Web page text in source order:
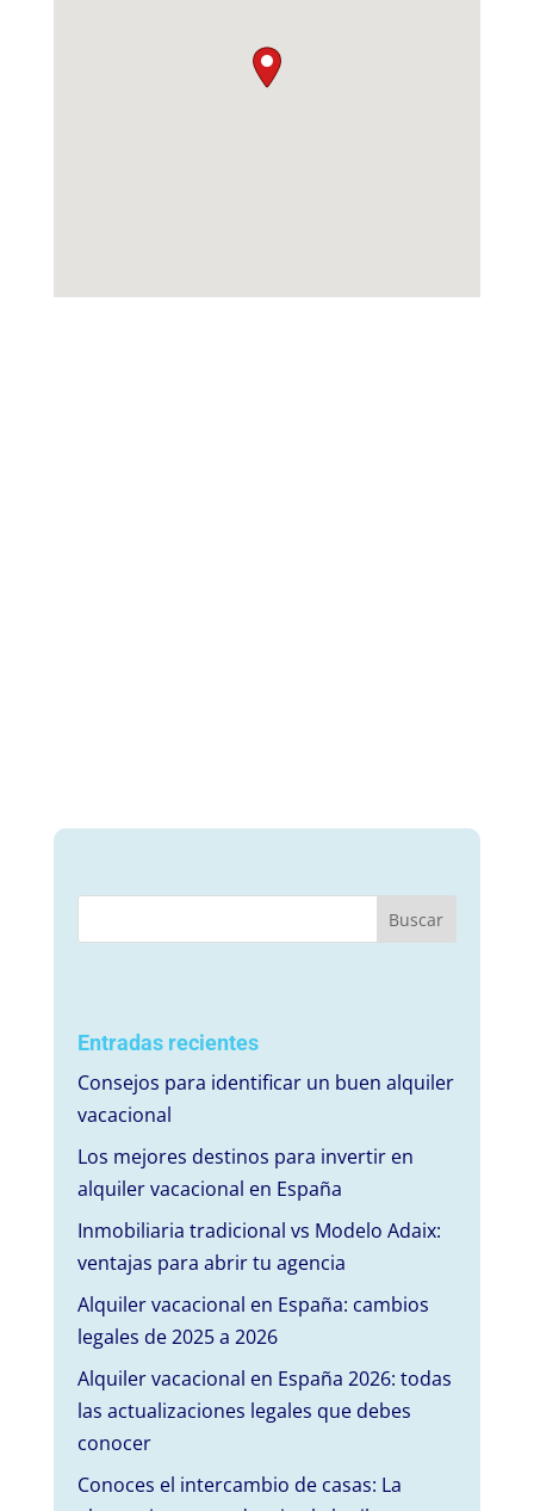
Entradas recientes
Consejos para identificar un buen alquiler
vacacional
Los mejores destinos para invertir en
alquiler vacacional en España
Inmobiliaria tradicional vs Modelo Adaix:
ventajas para abrir tu agencia
Alquiler vacacional en España: cambios
legales de 2025 a 2026
Alquiler vacacional en España 2026: todas
las actualizaciones legales que debes
conocer
Conoces el intercambio de casas: La